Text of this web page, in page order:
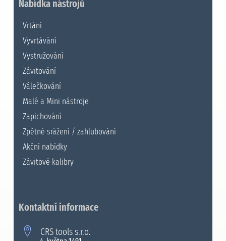
Nabídka nástrojů
Vrtání
Vyvrtávání
Vystružování
Závitování
Válečkování
Malé a Mini nástroje
Zapichování
Zpětné srážení / zahlubování
Akční nabídky
Závitové kalibry
Kontaktní informace
CRS tools s.r.o.